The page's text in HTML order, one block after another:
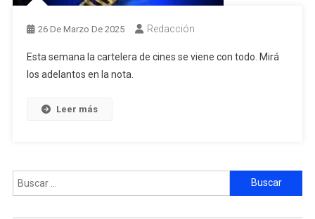
26 De Marzo De 2025 Redacción
Esta semana la cartelera de cines se viene con todo. Mirá
los adelantos en la nota.
Leer más